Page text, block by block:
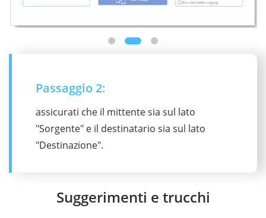
Passaggio 2:
assicurati che il mittente sia sul lato
"Sorgente" e il destinatario sia sul lato
"Destinazione".
Suggerimenti e trucchi